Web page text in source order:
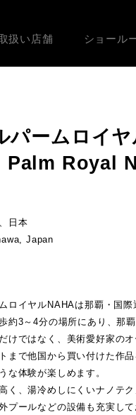
扱い店舗 ショール
パームロイヤ
Palm Royal
日本
Japan
ロイヤルNAHAは那覇・国
約3～4分の場所にあり、那
けではなく、美術愛好家の
まで他国から買い付けた作
な体験が楽しめます。
く、湯冷めしにくいナノテ
プールなどの設備も充実し